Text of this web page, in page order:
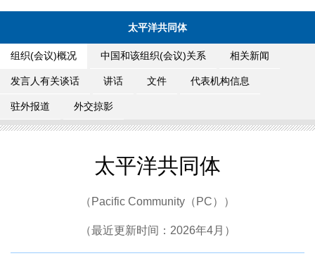
太平洋共同体
组织(会议)概况 中国和该组织(会议)关系 相关新闻
发言人有关谈话 讲话 文件 代表机构信息
驻外报道 外交掠影
太平洋共同体
（Pacific Community（PC））
（最近更新时间：2026年4月）